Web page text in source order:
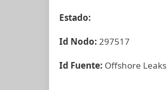
Estado:
Id Nodo: 297517
Id Fuente: Offshore Leaks